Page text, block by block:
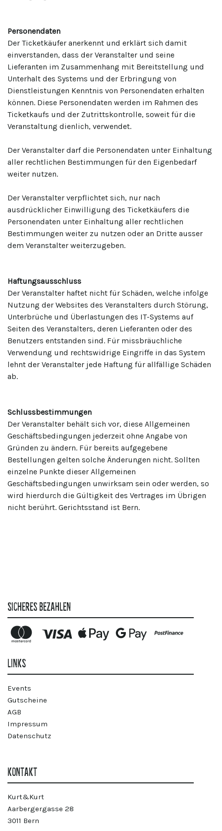
Personendaten
Der Ticketkäufer anerkennt und erklärt sich damit
einverstanden, dass der Veranstalter und seine
Lieferanten im Zusammenhang mit Bereitstellung und
Unterhalt des Systems und der Erbringung von
Dienstleistungen Kenntnis von Personendaten erhalten
können. Diese Personendaten werden im Rahmen des
Ticketkaufs und der Zutrittskontrolle, soweit für die
Veranstaltung dienlich, verwendet.
Der Veranstalter darf die Personendaten unter Einhaltung
aller rechtlichen Bestimmungen für den Eigenbedarf
weiter nutzen.
Der Veranstalter verpflichtet sich, nur nach
ausdrücklicher Einwilligung des Ticketkäufers die
Personendaten unter Einhaltung aller rechtlichen
Bestimmungen weiter zu nutzen oder an Dritte ausser
dem Veranstalter weiterzugeben.
Haftungsausschluss
Der Veranstalter haftet nicht für Schäden, welche infolge
Nutzung der Websites des Veranstalters durch Störung,
Unterbrüche und Überlastungen des IT-Systems auf
Seiten des Veranstalters, deren Lieferanten oder des
Benutzers entstanden sind. Für missbräuchliche
Verwendung und rechtswidrige Eingriffe in das System
lehnt der Veranstalter jede Haftung für allfällige Schäden
ab.
Schlussbestimmungen
Der Veranstalter behält sich vor, diese Allgemeinen
Geschäftsbedingungen jederzeit ohne Angabe von
Gründen zu ändern. Für bereits aufgegebene
Bestellungen gelten solche Änderungen nicht. Sollten
einzelne Punkte dieser Allgemeinen
Geschäftsbedingungen unwirksam sein oder werden, so
wird hierdurch die Gültigkeit des Vertrages im Übrigen
nicht berührt. Gerichtsstand ist Bern.
SICHERES BEZAHLEN
LINKS
Events
Gutscheine
AGB
Impressum
Datenschutz
KONTAKT
Kurt&Kurt
Aarbergergasse 28
3011 Bern